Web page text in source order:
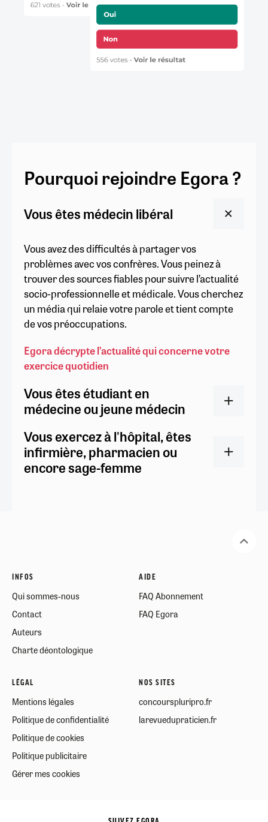
Pourquoi rejoindre Egora ?
Vous êtes médecin libéral
Vous avez des difficultés à partager vos
problèmes avec vos confrères. Vous peinez à
trouver des sources fiables pour suivre l’actualité
socio-professionnelle et médicale. Vous cherchez
un média qui relaie votre parole et tient compte
de vos préoccupations.
Egora décrypte l’actualité qui concerne votre
exercice quotidien
Vous êtes étudiant en
médecine ou jeune médecin
Vous exercez à l'hôpital, êtes
infirmière, pharmacien ou
encore sage-femme
INFOS
Qui sommes-nous
Contact
Auteurs
Charte déontologique
AIDE
FAQ Abonnement
FAQ Egora
LÉGAL
Mentions légales
Politique de confidentialité
Politique de cookies
Politique publicitaire
Gérer mes cookies
NOS SITES
concourspluripro.fr
larevuedupraticien.fr